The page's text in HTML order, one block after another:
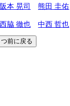
阪本 晃司 熊田 圭佑
西脇 徹也 中西 哲也
前に戻る